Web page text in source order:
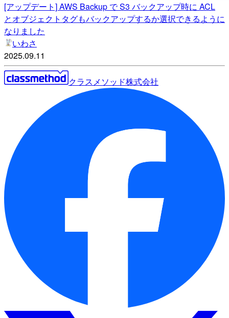
[アップデート] AWS Backup で S3 バックアップ時に ACL
とオブジェクトタグもバックアップするか選択できるように
なりました
いわさ
2025.09.11
クラスメソッド株式会社